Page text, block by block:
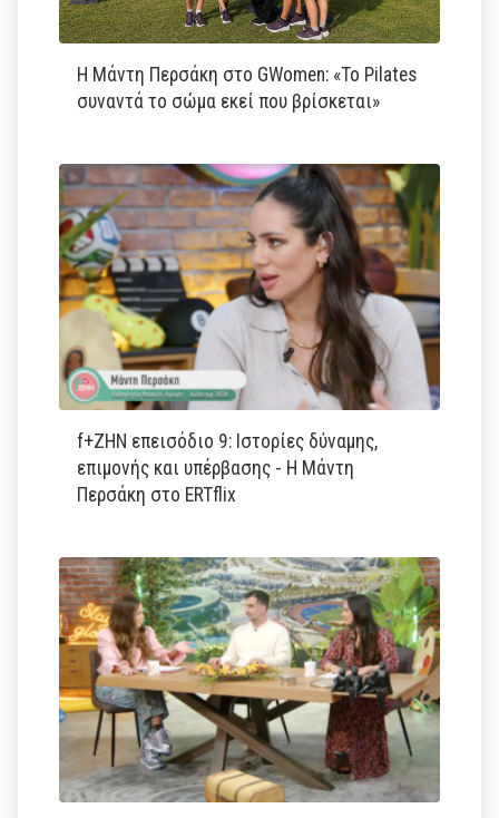
Η Μάντη Περσάκη στο GWomen: «Το Pilates
συναντά το σώμα εκεί που βρίσκεται»
f+ΖΗΝ επεισόδιο 9: Ιστορίες δύναμης,
επιμονής και υπέρβασης - Η Μάντη
Περσάκη στο ERTflix